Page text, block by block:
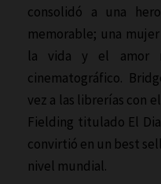
consolidó a una
memorable; una
la vida y el amor
cinematográfico.
vez a las librerías con
Fielding titulado El
convirtió en un best
nivel mundial.